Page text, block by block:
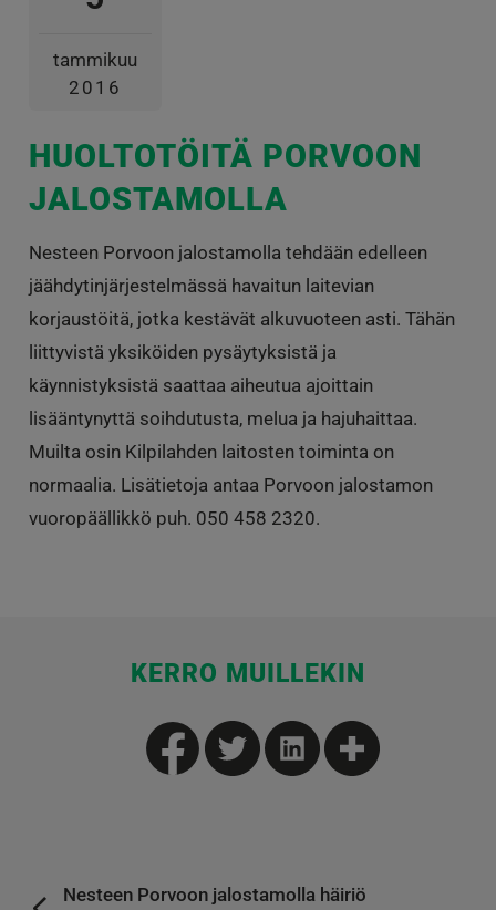
tammikuu
2016
HUOLTOTÖITÄ PORVOON
JALOSTAMOLLA
Nesteen Porvoon jalostamolla tehdään edelleen
jäähdytinjärjestelmässä havaitun laitevian
korjaustöitä, jotka kestävät alkuvuoteen asti. Tähän
liittyvistä yksiköiden pysäytyksistä ja
käynnistyksistä saattaa aiheutua ajoittain
lisääntynyttä soihdutusta, melua ja hajuhaittaa.
Muilta osin Kilpilahden laitosten toiminta on
normaalia. Lisätietoja antaa Porvoon jalostamon
vuoropäällikkö puh. 050 458 2320.
KERRO MUILLEKIN
Nesteen Porvoon jalostamolla häiriö